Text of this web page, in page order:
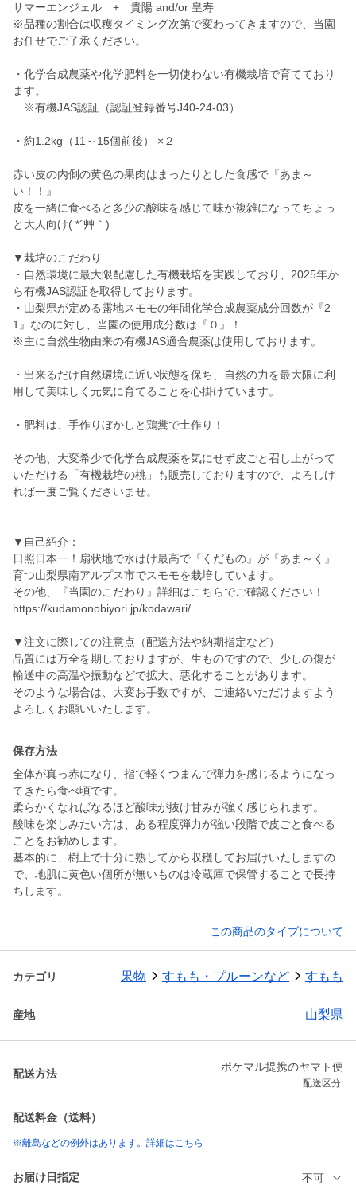
サマーエンジェル + 貴陽 and/or 皇寿
※品種の割合は収穫タイミング次第で変わってきますので、当園
お任せでご了承ください。
・化学合成農薬や化学肥料を一切使わない有機栽培で育てており
ます。
※有機JAS認証（認証登録番号J40-24-03）
・約1.2kg（11～15個前後） ×２
赤い皮の内側の黄色の果肉はまったりとした食感で『あま～
い！！』
皮を一緒に食べると多少の酸味を感じて味が複雑になってちょっ
と大人向け( *´艸｀)
▼栽培のこだわり
・自然環境に最大限配慮した有機栽培を実践しており、2025年か
ら有機JAS認証を取得しております。
・山梨県が定める露地スモモの年間化学合成農薬成分回数が『2
1』なのに対し、当園の使用成分数は『０』！
※主に自然生物由来の有機JAS適合農薬は使用しております。
・出来るだけ自然環境に近い状態を保ち、自然の力を最大限に利
用して美味しく元気に育てることを心掛けています。
・肥料は、手作りぼかしと鶏糞で土作り！
その他、大変希少で化学合成農薬を気にせず皮ごと召し上がって
いただける「有機栽培の桃」も販売しておりますので、よろしけ
れば一度ご覧くださいませ。
▼自己紹介：
日照日本一！扇状地で水はけ最高で『くだもの』が『あま～く』
育つ山梨県南アルプス市でスモモを栽培しています。
その他、『当園のこだわり』詳細はこちらでご確認ください！
https://kudamonobiyori.jp/kodawari/
▼注文に際しての注意点（配送方法や納期指定など）
品質には万全を期しておりますが、生ものですので、少しの傷が
輸送中の高温や振動などで拡大、悪化することがあります。
そのような場合は、大変お手数ですが、ご連絡いただけますよう
よろしくお願いいたします。
保存方法
全体が真っ赤になり、指で軽くつまんで弾力を感じるようになっ
てきたら食べ頃です。
柔らかくなればなるほど酸味が抜け甘みが強く感じられます。
酸味を楽しみたい方は、ある程度弾力が強い段階で皮ごと食べる
ことをお勧めします。
基本的に、樹上で十分に熟してから収穫してお届けいたしますの
で、地肌に黄色い個所が無いものは冷蔵庫で保管することで長持
ちします。
この商品のタイプについて
カテゴリ 果物 すもも・プルーンなど すもも
産地 山梨県
配送方法
ポケマル提携のヤマト便
配送区分:
配送料金（送料）
※離島などの例外はあります。詳細はこちら
お届け日指定 不可